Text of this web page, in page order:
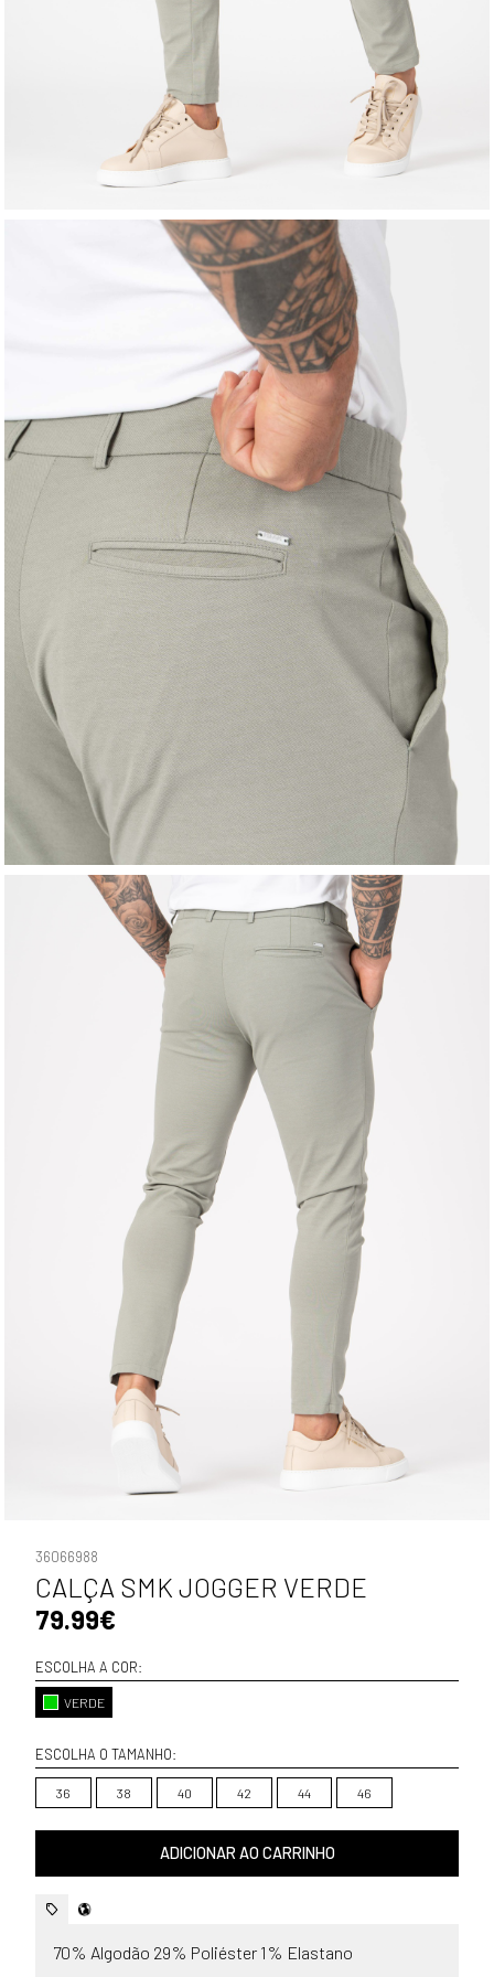
36066988
CALÇA SMK JOGGER VERDE
79.99€
ESCOLHA A COR:
VERDE
ESCOLHA O TAMANHO:
36 38 40 42 44 46
ADICIONAR AO CARRINHO
70% Algodão 29% Poliéster 1% Elastano